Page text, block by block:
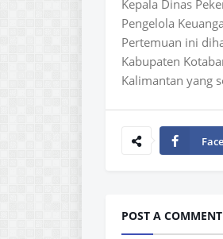
Kepala Dinas
Pengelola
Pertemuan ini
Kabupaten
Kalimantan yang
POST A COMMENT